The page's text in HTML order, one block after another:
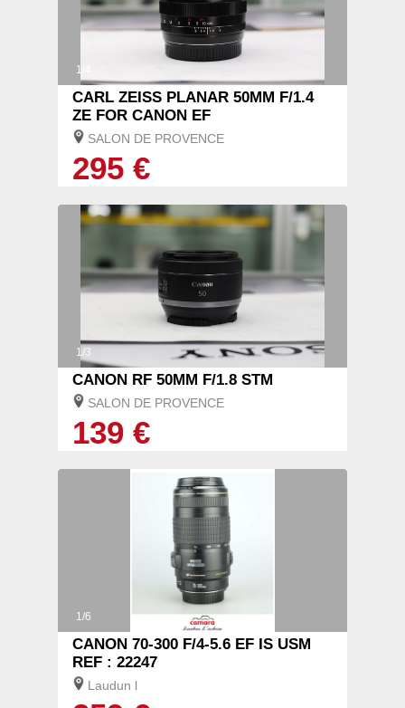
1/4
CARL ZEISS PLANAR 50MM F/1.4
ZE FOR CANON EF
SALON DE PROVENCE
295 €
1/3
CANON RF 50MM F/1.8 STM
SALON DE PROVENCE
139 €
1/6
CANON 70-300 F/4-5.6 EF IS USM
REF : 22247
Laudun l